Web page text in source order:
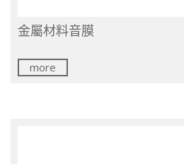
金屬材料音膜
more